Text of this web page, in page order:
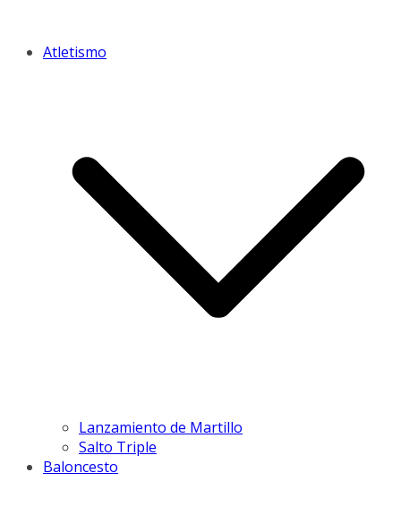
Atletismo
Lanzamiento de Martillo
Salto Triple
Baloncesto